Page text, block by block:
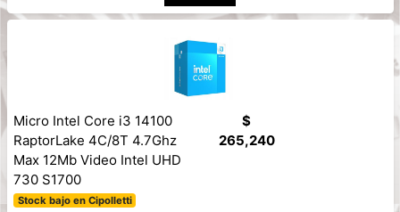
Micro Intel Core i3 14100
RaptorLake 4C/8T 4.7Ghz
Max 12Mb Video Intel UHD
730 S1700
Stock bajo en Cipolletti
$
265,240